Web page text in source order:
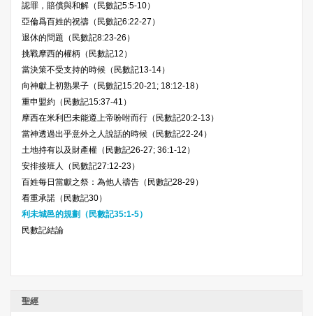
認罪，賠償與和解（民數記5:5-10）
亞倫爲百姓的祝禱（民數記6:22-27）
退休的問題（民數記8:23-26）
挑戰摩西的權柄（民數記12）
當決策不受支持的時候（民數記13-14）
向神獻上初熟果子（民數記15:20-21; 18:12-18）
重申盟約（民數記15:37-41）
摩西在米利巴未能遵上帝吩咐而行（民數記20:2-13）
當神透過出乎意外之人說話的時候（民數記22-24）
土地持有以及財產權（民數記26-27; 36:1-12）
安排接班人（民數記27:12-23）
百姓每日當獻之祭：為他人禱告（民數記28-29）
看重承諾（民數記30）
利未城邑的規劃（民數記35:1-5）
民數記結論
聖經